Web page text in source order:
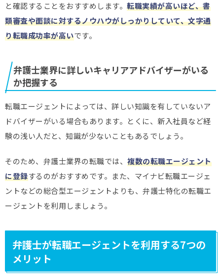
と確認することをおすすめします。 転職実績が高いほど、書
類審査や面談に対するノウハウがしっかりしていて、文字通
り転職成功率が高いです。
弁護士業界に詳しいキャリアアドバイザーがいる
か把握する
転職エージェントによっては、詳しい知識を有していないア
ドバイザーがいる場合もあります。とくに、新入社員など経
験の浅い人だと、知識が少ないこともあるでしょう。
そのため、弁護士業界の転職では、 複数の転職エージェント
に登録するのがおすすめです。また、マイナビ転職エージェ
ントなどの総合型エージェントよりも、弁護士特化の転職エ
ージェントを利用しましょう。
弁護士が転職エージェントを利用する7つの
メリット